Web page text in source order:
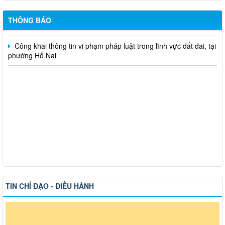
THÔNG BÁO
Hỗ trợ đăng tải thông tin hợp nhất, thay đổi địa chỉ trụ sở làm
việc
Công khai thông tin vi phạm pháp luật trong lĩnh vực đất đai, tại
phường Hố Nai
TIN CHỈ ĐẠO - ĐIỀU HÀNH